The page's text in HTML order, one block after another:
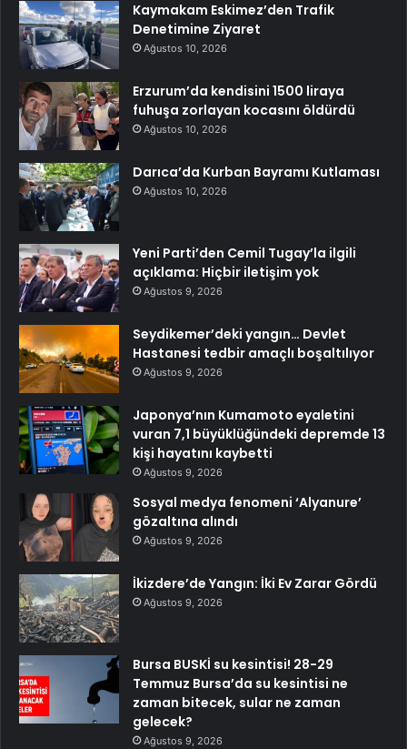
Kaymakam Eskimez’den Trafik
Denetimine Ziyaret
Ağustos 10, 2026
Erzurum’da kendisini 1500 liraya
fuhuşa zorlayan kocasını öldürdü
Ağustos 10, 2026
Darıca’da Kurban Bayramı Kutlaması
Ağustos 10, 2026
Yeni Parti’den Cemil Tugay’la ilgili
açıklama: Hiçbir iletişim yok
Ağustos 9, 2026
Seydikemer’deki yangın… Devlet
Hastanesi tedbir amaçlı boşaltılıyor
Ağustos 9, 2026
Japonya’nın Kumamoto eyaletini
vuran 7,1 büyüklüğündeki depremde 13
kişi hayatını kaybetti
Ağustos 9, 2026
Sosyal medya fenomeni ‘Alyanure’
gözaltına alındı
Ağustos 9, 2026
İkizdere’de Yangın: İki Ev Zarar Gördü
Ağustos 9, 2026
Bursa BUSKİ su kesintisi! 28-29
Temmuz Bursa’da su kesintisi ne
zaman bitecek, sular ne zaman
gelecek?
Ağustos 9, 2026